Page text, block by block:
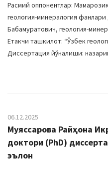
Расмий оппонентлар:
геология-минералогия
Бабамуратович, геология-
Етакчи ташкилот: “Ўзбек
Диссертация йўналиши:
06.12.2025
Муяссарова Райҳона
доктори (PhD)
эълон